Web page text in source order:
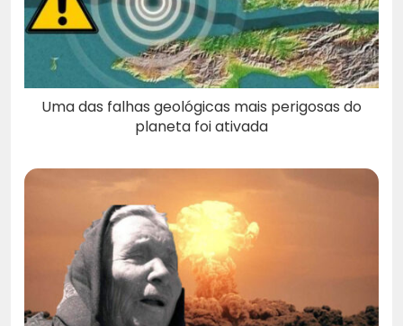
Uma das falhas geológicas mais perigosas do
planeta foi ativada